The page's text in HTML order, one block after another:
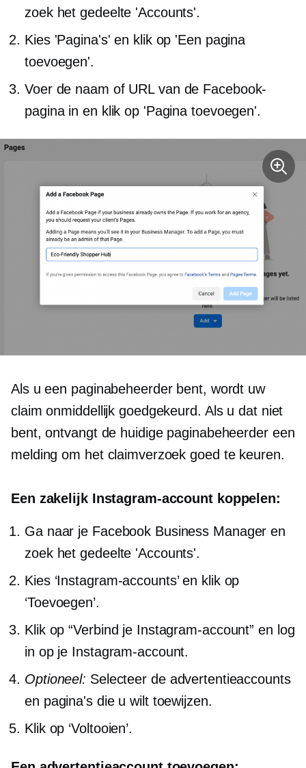
zoek het gedeelte 'Accounts'.
Kies 'Pagina's' en klik op 'Een pagina
toevoegen'.
Voer de naam of URL van de Facebook-
pagina in en klik op 'Pagina toevoegen'.
Als u een paginabeheerder bent, wordt uw
claim onmiddellijk goedgekeurd. Als u dat niet
bent, ontvangt de huidige paginabeheerder een
melding om het claimverzoek goed te keuren.
Een zakelijk Instagram-account koppelen:
Ga naar je Facebook Business Manager en
zoek het gedeelte 'Accounts'.
Kies ‘Instagram-accounts’ en klik op
‘Toevoegen’.
Klik op “Verbind je Instagram-account” en log
in op je Instagram-account.
Optioneel: Selecteer de advertentieaccounts
en pagina's die u wilt toewijzen.
Klik op ‘Voltooien’.